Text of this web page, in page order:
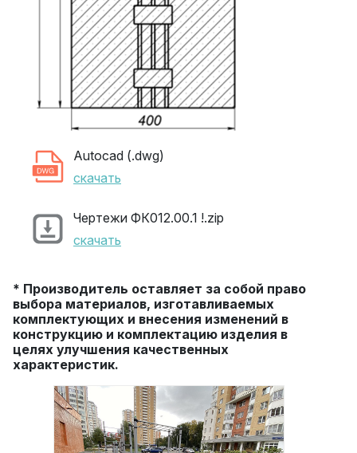
Autocad (.dwg)
скачать
Чертежи ФК012.00.1 !.zip
скачать
* Производитель оставляет за собой право
выбора материалов, изготавливаемых
комплектующих и внесения изменений в
конструкцию и комплектацию изделия в
целях улучшения качественных
характеристик.